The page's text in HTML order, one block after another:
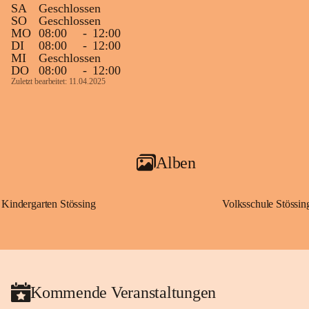
SA
Geschlossen
SO
Geschlossen
MO 08:00 - 12:00
DI
08:00 - 12:00
MI
Geschlossen
DO
08:00 - 12:00
Zuletzt bearbeitet: 11.04.2025
Alben
Kindergarten Stössing Volksschule
Kommende Veranstaltungen